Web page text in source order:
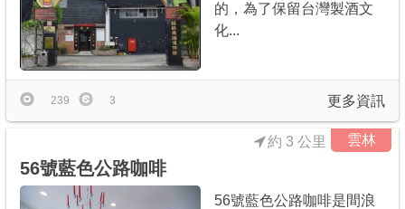
的，為了保留台灣製酒文
化...
更多資訊
239 3
雲林
56號藍色公路咖啡
約 3 公里
56號藍色公路咖啡是間浪